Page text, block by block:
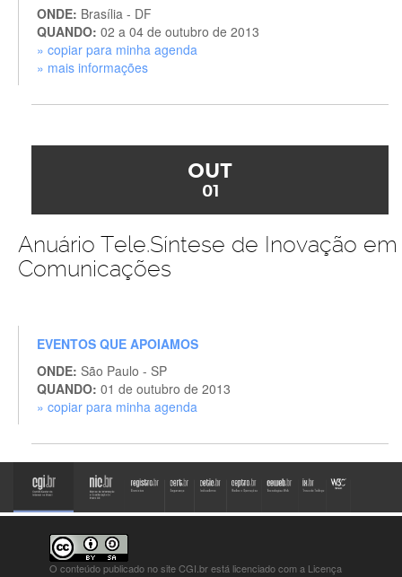
ONDE: Brasília - DF
QUANDO: 02 a 04 de outubro de 2013
» copiar para minha agenda
» mais informações
OUT
01
Anuário Tele.Síntese de Inovação em
Comunicações
EVENTOS QUE APOIAMOS
ONDE: São Paulo - SP
QUANDO: 01 de outubro de 2013
» copiar para minha agenda
O conteúdo publicado no site CGI.br está licenciado com a Licença